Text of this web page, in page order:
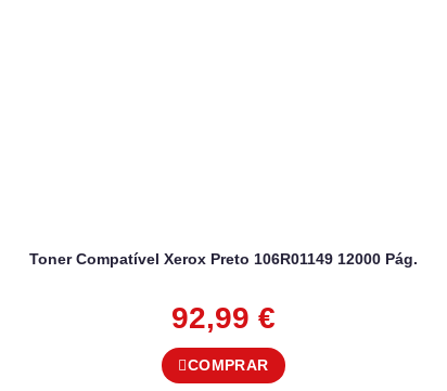
Toner Compatível Xerox Preto 106R01149 12000 Pág.
92,99 €
COMPRAR